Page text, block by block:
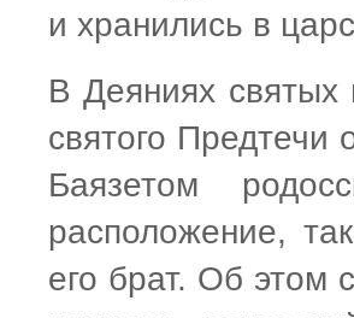
и хранились в
В Деяниях святых
святого
Баязетом
расположение,
его брат. Об этом